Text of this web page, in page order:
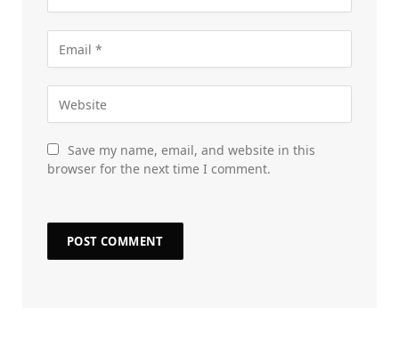
Save my name, email, and website in this
browser for the next time I comment.